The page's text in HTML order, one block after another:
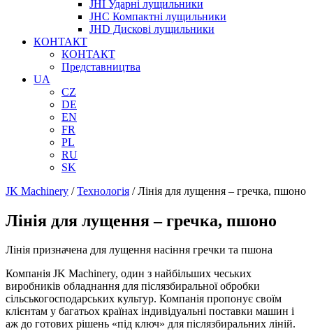
JHI Ударні лущильники
JHC Компактні лущильники
JHD Дискові лущильники
КОНТАКТ
КОНТАКТ
Представництва
UA
CZ
DE
EN
FR
PL
RU
SK
JK Machinery /Технологія /Лінія для лущення – гречка, пшоно
Лінія для лущення – гречка, пшоно
Лінія призначена для лущення насіння гречки та пшона
Компанія JK Machinery, один з найбільших чеських
виробників обладнання для післязбиральної обробки
сільськогосподарських культур. Компанія пропонує своїм
клієнтам у багатьох країнах індивідуальні поставки машин і
аж до готових рішень «під ключ» для післязбиральних ліній.